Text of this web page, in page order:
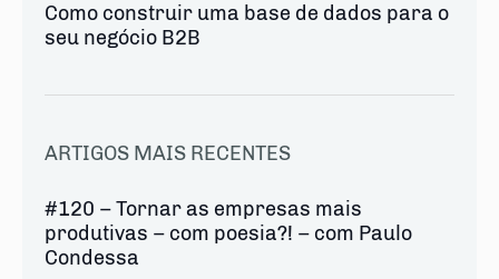
Como construir uma base de dados para o
seu negócio B2B
ARTIGOS MAIS RECENTES
#120 – Tornar as empresas mais
produtivas – com poesia?! – com Paulo
Condessa